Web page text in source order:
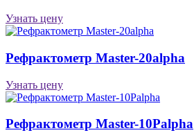
Узнать цену
Рефрактометр Master-20alpha
Узнать цену
Рефрактометр Master-10Palpha